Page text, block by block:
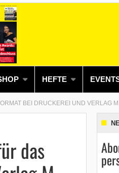
HEFTE
BEI DRUCKEREI UND VERLAG
das